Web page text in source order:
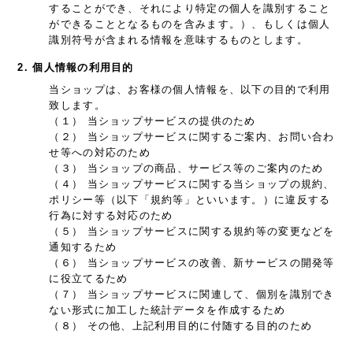
することができ、それにより特定の個人を識別すること
ができることとなるものを含みます。）、もしくは個人
識別符号が含まれる情報を意味するものとします。
2. 個人情報の利用目的
当ショップは、お客様の個人情報を、以下の目的で利用
致します。
（１） 当ショップサービスの提供のため
（２） 当ショップサービスに関するご案内、お問い合わ
せ等への対応のため
（３） 当ショップの商品、サービス等のご案内のため
（４） 当ショップサービスに関する当ショップの規約、
ポリシー等（以下「規約等」といいます。）に違反する
行為に対する対応のため
（５） 当ショップサービスに関する規約等の変更などを
通知するため
（６） 当ショップサービスの改善、新サービスの開発等
に役立てるため
（７） 当ショップサービスに関連して、個別を識別でき
ない形式に加工した統計データを作成するため
（８） その他、上記利用目的に付随する目的のため